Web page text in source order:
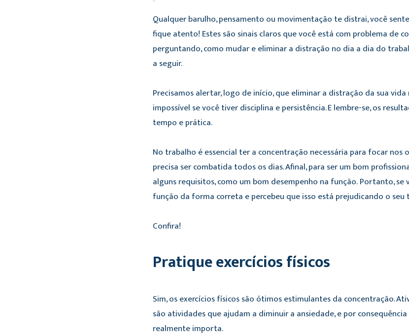
Qualquer barulho, pensamento ou movimentação te distrai, você
fique atento! Estes são sinais claros que você está com problema de
perguntando, como mudar e eliminar a distração no dia a dia do
a seguir.
Precisamos alertar, logo de início, que eliminar a distração da sua
impossível se você tiver disciplina e persistência. E lembre-se, os
tempo e prática.
No trabalho é essencial ter a concentração necessária para focar
precisa ser combatida todos os dias. Afinal, para ser um bom
alguns requisitos, como um bom desempenho na função. Portanto,
função da forma correta e percebeu que isso está prejudicando o
Confira!
Pratique exercícios físicos
Sim, os exercícios físicos são ótimos estimulantes da concentração.
são atividades que ajudam a diminuir a ansiedade, e por
realmente importa.